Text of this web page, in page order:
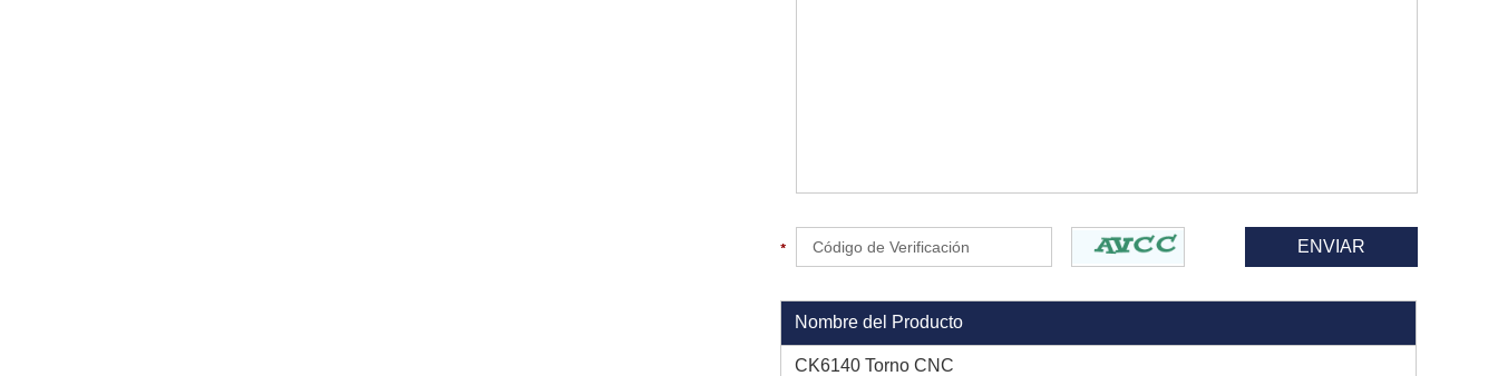
Nombre del Producto
CK6140 Torno CNC